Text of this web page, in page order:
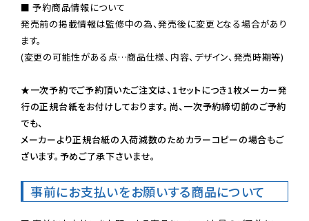
■ 予約商品情報について
発売前の掲載情報は監修中の為、発売後に変更となる場合があり
ます。
(変更の可能性がある点…商品仕様、内容、デザイン、発売時期等)
★一次予約でご予約頂いたご注文は、1セットにつき1枚メーカー発
行の正規台紙をお付けしております。尚、一次予約締切前のご予約
でも、
メーカーより正規台紙の入荷減数のためカラーコピーの場合もご
ざいます。予めご了承下さいませ。
事前にお支払いをお願いする商品について